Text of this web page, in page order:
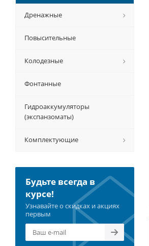
Дренажные
Повысительные
Колодезные
Фонтанные
Гидроаккумуляторы
(экспанзоматы)
Комплектующие
Будьте всегда в
курсе!
Узнавайте о скидках и акциях
первым